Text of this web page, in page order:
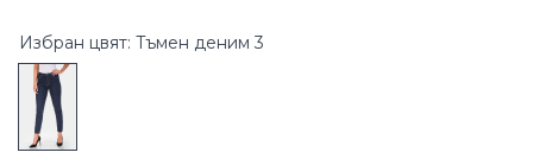
Избран цвят: Тъмен деним 3